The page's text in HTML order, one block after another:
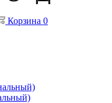
Корзина 0